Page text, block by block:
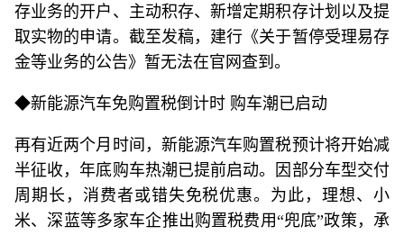
存业务的开户、主动积存、新增定期积存计划以及提
取实物的申请。截至发稿，建行《关于暂停受理易存
金等业务的公告》暂无法在官网查到。
◆新能源汽车免购置税倒计时 购车潮已启动
再有近两个月时间，新能源汽车购置税预计将开始减
半征收，年底购车热潮已提前启动。因部分车型交付
周期长，消费者或错失免税优惠。为此，理想、小
米、深蓝等多家车企推出购置税费用“兜底”政策，承